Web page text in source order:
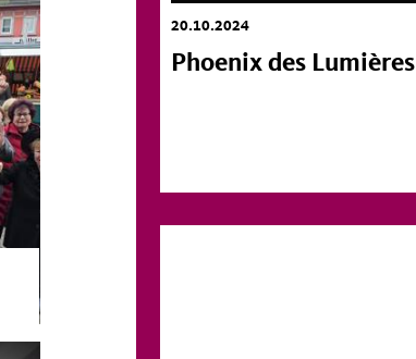
20.10.2024
Phoenix des Lumières